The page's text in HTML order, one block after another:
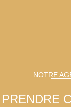
NOTRE
PRENDRE